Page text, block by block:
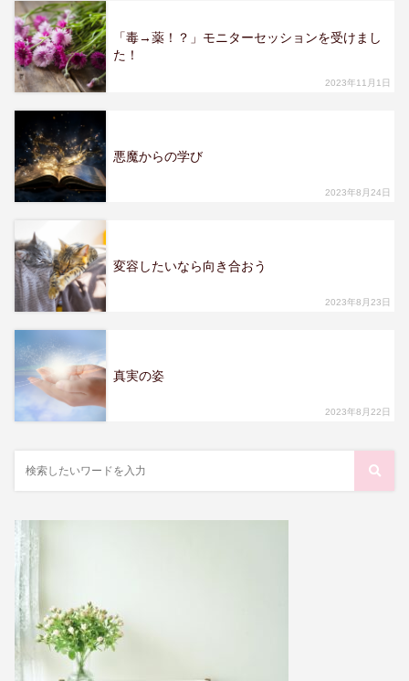
2023年11月1日
「毒→薬！？」モニターセッションを受けまし
た！
2023年8月24日
悪魔からの学び
2023年8月23日
変容したいなら向き合おう
2023年8月22日
真実の姿